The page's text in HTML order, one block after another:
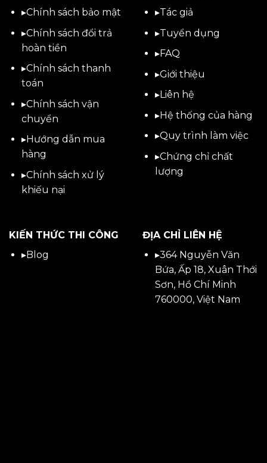
▸Chính sách bảo mật
▸Chính sách đổi trả
hoàn tiền
▸Chính sách thanh
toán
▸Chính sách vận
chuyển
▸Hướng dẫn mua
hàng
▸Chính sách xử lý
khiếu nại
▸Tác giả
▸Tuyển dụng
▸FAQ
▸Giới thiệu
▸Liên hệ
▸Hệ thống của hàng
▸Quy trình làm việc
▸Chứng chỉ chất
lượng
KIẾN THỨC THI CÔNG
▸Blog
ĐỊA CHỈ LIÊN HỆ
▸364 Nguyễn Văn
Bứa, Ấp 18, Xuân Thới
Sơn, Hồ Chí Minh
760000, Việt Nam